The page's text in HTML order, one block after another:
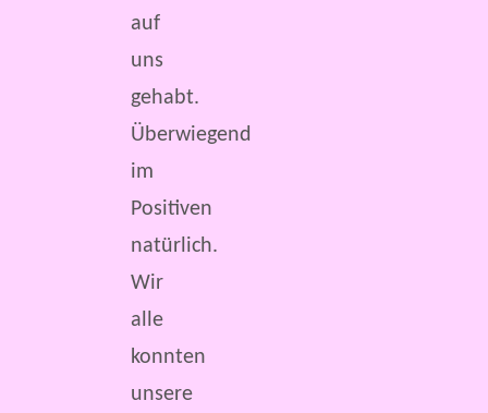
auf
uns
gehabt.
Überwiegend
im
Positiven
natürlich.
Wir
alle
konnten
unsere